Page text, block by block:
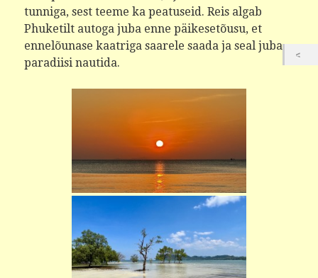
tunniga, sest teeme ka peatuseid. Reis algab
Phuketilt autoga juba enne päikesetõusu, et
ennelõunase kaatriga saarele saada ja seal juba
paradiisi nautida.